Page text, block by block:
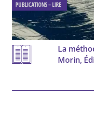
PUBLICATIONS – LIRE
La
Morin,